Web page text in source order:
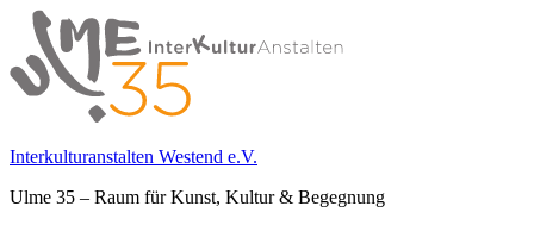
Springe
zum
Inhalt
Interkulturanstalten Westend e.V.
Ulme 35 – Raum für Kunst, Kultur & Begegnung